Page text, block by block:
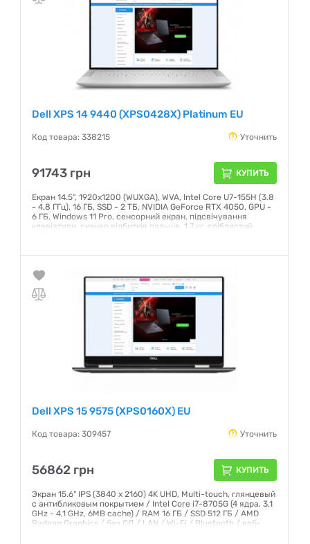
Dell XPS 14 9440 (XPS0428X) Platinum EU
Код товара: 338215 Уточнить
91743 грн КУПИТЬ
Екран 14.5", 1920х1200 (WUXGA), WVA, Intel Core U7-155H (3.8
- 4.8 ГГц), 16 ГБ, SSD - 2 ТБ, NVIDIA GeForce RTX 4050, GPU -
6 ГБ, Windows 11 Pro, сенсорний екран, підсвічування
клавіатури, сканер відбитків пальців, 1.7 кг, сріблястий
Dell XPS 15 9575 (XPS0160X) EU
Код товара: 309457 Уточнить
56862 грн КУПИТЬ
Экран 15.6" IPS (3840 x 2160) 4K UHD, Multi-touch, глянцевый
с антибликовым покрытием / Intel Core i7-8705G (4 ядра, 3,1
GHz - 4,1 GHz, 6MB cache) / RAM 16 ГБ / SSD 512 ГБ / AMD
Radeon Graphics / без ОД / LAN / Wi-Fi / Bluetooth / веб-